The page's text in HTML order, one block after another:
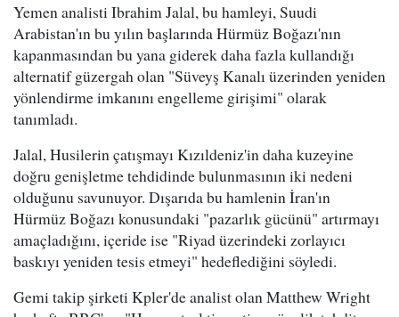
Yemen analisti Ibrahim Jalal, bu hamleyi, Suudi
Arabistan'ın bu yılın başlarında Hürmüz Boğazı'nın
kapanmasından bu yana giderek daha fazla kullandığı
alternatif güzergah olan "Süveyş Kanalı üzerinden yeniden
yönlendirme imkanını engelleme girişimi" olarak
tanımladı.
Jalal, Husilerin çatışmayı Kızıldeniz'in daha kuzeyine
doğru genişletme tehdidinde bulunmasının iki nedeni
olduğunu savunuyor. Dışarıda bu hamlenin İran'ın
Hürmüz Boğazı konusundaki "pazarlık gücünü" artırmayı
amaçladığını, içeride ise "Riyad üzerindeki zorlayıcı
baskıyı yeniden tesis etmeyi" hedeflediğini söyledi.
Gemi takip şirketi Kpler'de analist olan Matthew Wright